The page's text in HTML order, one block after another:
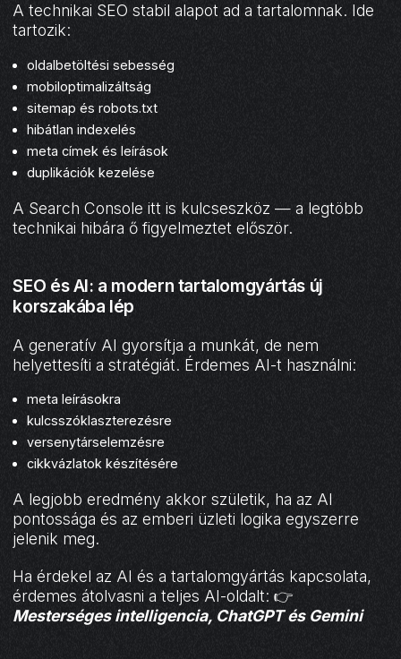
A technikai SEO stabil alapot ad a tartalomnak. Ide
tartozik:
oldalbetöltési sebesség
mobiloptimalizáltság
sitemap és robots.txt
hibátlan indexelés
meta címek és leírások
duplikációk kezelése
A Search Console itt is kulcseszköz — a legtöbb
technikai hibára ő figyelmeztet először.
SEO és AI: a modern tartalomgyártás új
korszakába lép
A generatív AI gyorsítja a munkát, de nem
helyettesíti a stratégiát. Érdemes AI-t használni:
meta leírásokra
kulcsszóklaszterezésre
versenytárselemzésre
cikkvázlatok készítésére
A legjobb eredmény akkor születik, ha az AI
pontossága és az emberi üzleti logika egyszerre
jelenik meg.
Ha érdekel az AI és a tartalomgyártás kapcsolata,
érdemes átolvasni a teljes AI-oldalt: 👉
Mesterséges intelligencia, ChatGPT és Gemini